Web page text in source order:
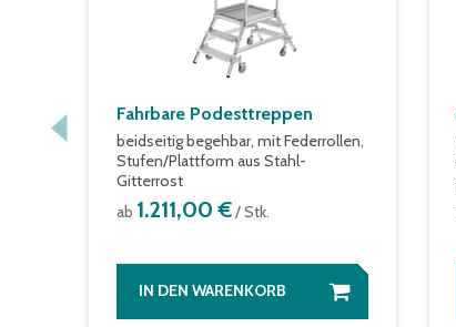
Fahrbare Podesttreppen
beidseitig begehbar, mit Federrollen,
Stufen/Plattform aus Stahl-
Gitterrost
ab 1.211,00 €/ Stk.
IN DEN WARENKORB